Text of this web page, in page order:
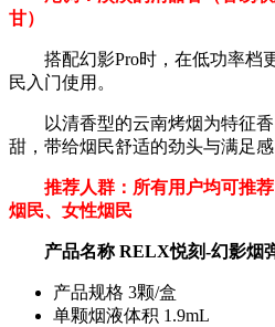
甘）
搭配幻影Pro时，在低功率档
民入门使用。
以清香型的云南烤烟为特征
甜，带给烟民舒适的劲头与满足感
推荐人群：所有用户均可推
烟民、女性烟民
产品名称 RELX悦刻-幻影烟
产品规格 3颗/盒
单颗烟液体积 1.9mL